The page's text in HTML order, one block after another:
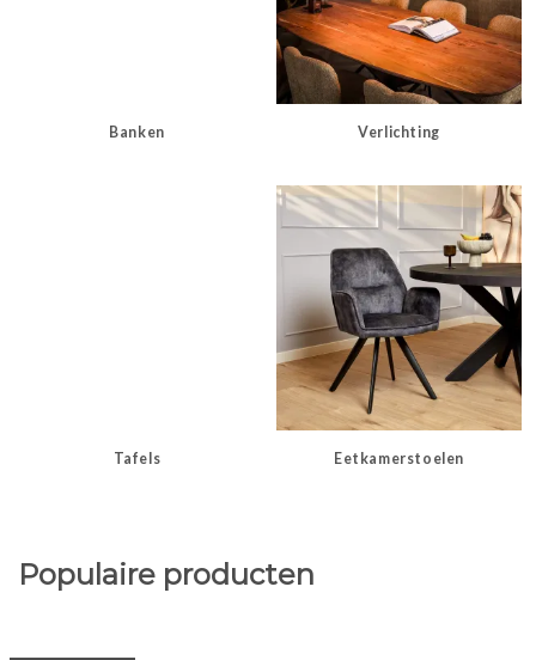
Banken Verlichting
Tafels Eetkamerstoelen
Populaire producten